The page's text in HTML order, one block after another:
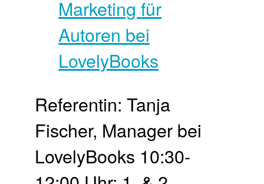
Referentin: Tanja
Fischer, Manager bei
LovelyBooks 10:30-